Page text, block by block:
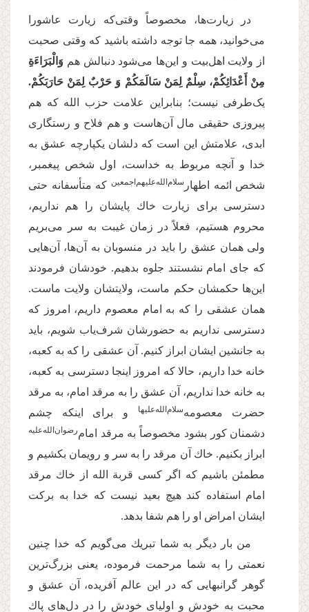
در زیارت‌‌ها، مخصوصاً وقتی‌که زیارت عاشورا
مى‌‌خوانید، همه جا توجه داشته باشید که وقتى صحبت
از ولایت اهل‌بیت و این‌ها مى‌‌شود دنبالش هم وَالْبَرَاءَةِ
مِنْ أَعْدَائِكُمْ، سِلْمٌ لِمَنْ سَالَمَكُمْ وَ حَرْبٌ لِمَنْ حَارَبَكُمْ.
یک‌طرفی نیست؛ بنابراین علامت حزب الله كه هم
پیروزى حقیقى مال آن‌هاست و هم فلاح و رستگارى
ابدى، علامتش این است که دلشان یكپارچه عشق به
خدا و آنچه مربوط به خداست، اول شخص پیغمبر،
شخص ائمه اطهار‌ سلام‌‌الله‌‌علیهم‌‌اجمعین كه متأسفانه حتى
دسترسى براى زیارت خاك پایشان را هم نداریم،
محروم هستیم، فعلاً در زمان غیبت به سر مى‌‌بریم
ولى همان عشق را باید در منسوبان به آن‌ها، آن‌هایی
كه جاى امام نشستند جلوه بدهیم. خودشان فرمودند
این‌ها حكمشان حكم ماست، ولایتشان ولایت ماست.
همان عشقى را كه به امام معصوم داریم، امروز كه
دسترسى نداریم به حضورشان شرف‌‌یاب شویم، باید
به جانشین ایشان ابراز كنیم. آن عشقى را كه به كعبه،
خانه خدا داریم، حالا كه امروز اینجا دسترسى به كعبه،
به خانه خدا نداریم، آن عشق را به مرقد امام، به مرقد
حضرت معصومه‌سلام‌‌الله‌‌علیها
و براى اینكه چشم
دشمنان كور بشود مخصوصاً به مرقد امام‌رضوان‌‌الله‌‌علیه
ابراز بكنیم. خاك آن مرقد را به سر و رویمان بكشیم و
مطمئن باشیم که اگر كسى قربة الله از خاك مرقد
امام استفاده كند هیچ بعید نیست که خدا به بركت
ایشان امراض او را هم شفا بدهد.
من بار دیگر به شما تبریك مى‌‌گویم كه خدا چنین
نعمتى را به شما مرحمت فرموده، یعنى بزرگ‌ترین
گوهر گرانبهایى كه در این عالم آفریده، آن عشق و
محبت به خودش و اولیای خودش را در دل‌های پاك